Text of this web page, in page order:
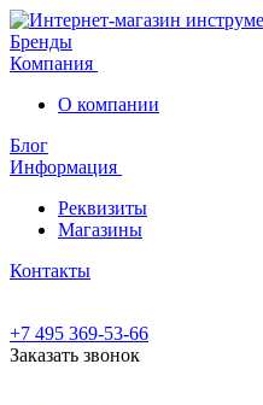
Бренды
Компания
О компании
Блог
Информация
Реквизиты
Магазины
Контакты
+7 495 369-53-66
Заказать звонок